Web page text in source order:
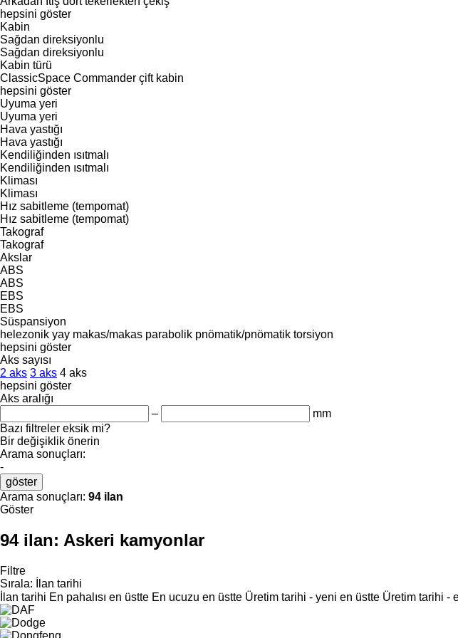
hepsini göster
Kabin
Sağdan direksiyonlu
Sağdan direksiyonlu
Kabin türü
ClassicSpace Commander çift kabin
hepsini göster
Uyuma yeri
Uyuma yeri
Hava yastığı
Hava yastığı
Kendiliğinden ısıtmalı
Kendiliğinden ısıtmalı
Kliması
Kliması
Hız sabitleme (tempomat)
Hız sabitleme (tempomat)
Takograf
Takograf
Akslar
ABS
ABS
EBS
EBS
Süspansiyon
helezonik yay makas/makas parabolik pnömatik/pnömatik torsiyon
hepsini göster
Aks sayısı
2 aks 3 aks 4 aks
hepsini göster
Aks aralığı
–
mm
Bazı filtreler eksik mi?
Bir değişiklik önerin
Arama sonuçları:
-
göster
Arama sonuçları: 94 ilan
Göster
94 ilan: Askeri kamyonlar
Filtre
Sırala:
İlan tarihi
İlan tarihi En pahalısı en üstte En ucuzu en üstte Üretim tarihi - yeni en üstte Üretim tarihi -